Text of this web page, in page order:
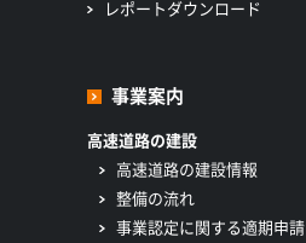
レポートダウンロード
事業案内
高速道路の建設
高速道路の建設情報
整備の流れ
事業認定に関する適期申請